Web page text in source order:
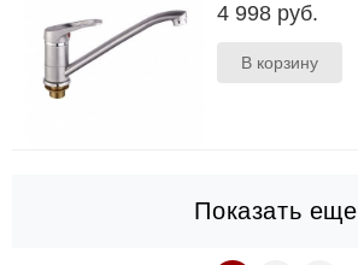
4 998 руб.
Показать еще